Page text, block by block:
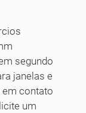
segundo
janelas e
em contato
um